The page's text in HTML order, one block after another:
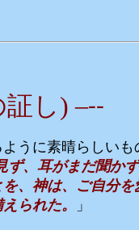
し) –--
うに素晴らしいも
ず、耳がまだ聞か
、神は、ご自分を
られた。
」